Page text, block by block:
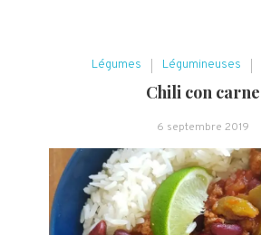
Légumes Légumineuses
Chili con carne
6 septembre 2019